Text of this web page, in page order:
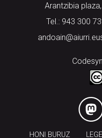
Arantzibia
Tel.: 943 300
HONI BURUZ